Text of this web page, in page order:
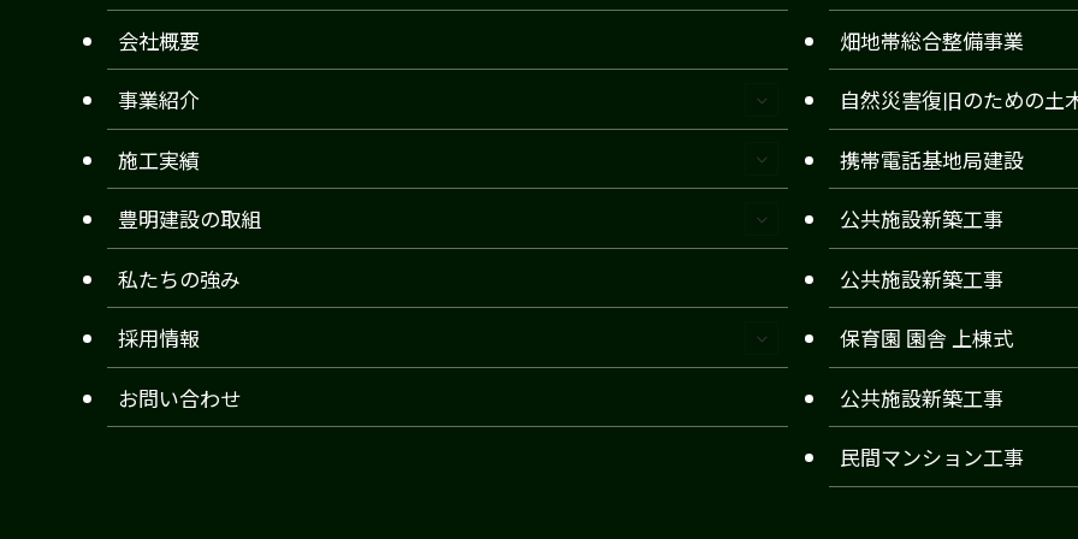
会社概要
事業紹介
施工実績
豊明建設の取組
私たちの強み
採用情報
お問い合わせ
畑地帯総合整備事業
自然災害復旧のための土
携帯電話基地局建設
公共施設新築工事
公共施設新築工事
保育園 園舎 上棟式
公共施設新築工事
民間マンション工事